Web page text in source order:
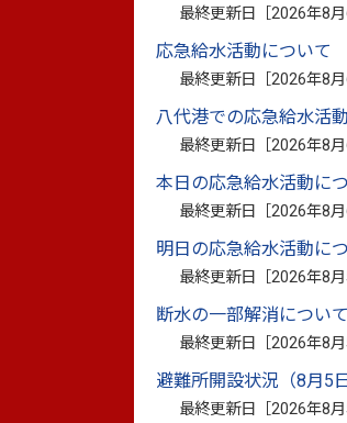
最終更新日［2026年8
応急給水活動について
最終更新日［2026年8
八代港での応急給水活
最終更新日［2026年8
本日の応急給水活動に
最終更新日［2026年8
明日の応急給水活動に
最終更新日［2026年8
断水の一部解消について
最終更新日［2026年8
避難所開設状況（8月5
最終更新日［2026年8
成年後見人・代理権の
令和5年9月1日より、下
対象となる業務
（1）市税に関すること
（2）障害者保健福祉に
（4）養護老人ホームに